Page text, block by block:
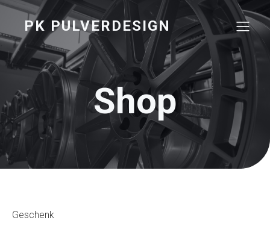
PK PULVERDESIGN
Shop
Geschenk